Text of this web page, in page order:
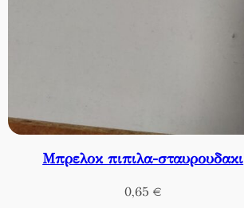
Μπρελοκ πιπιλα-σταυρουδακι
0,65 €